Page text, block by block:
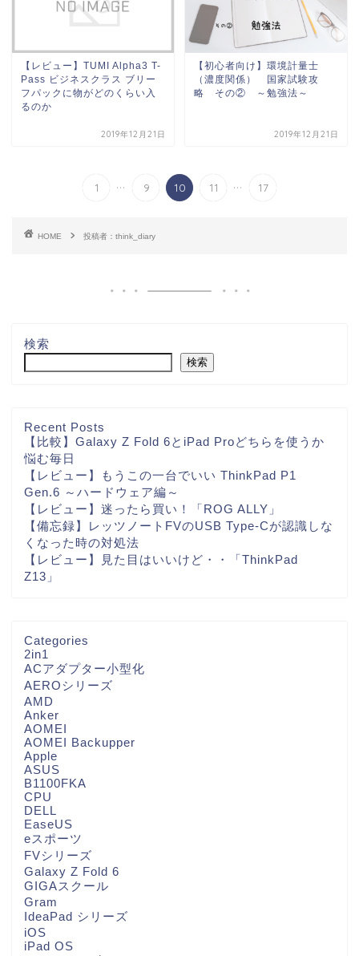
【レビュー】TUMI Alpha3 T-
Pass ビジネスクラス ブリー
フパックに物がどのくらい入
るのか
2019年12月21日
【初心者向け】環境計量士
（濃度関係） 国家試験攻
略 その② ～勉強法～
2019年12月21日
1 ... 9 10 11 ... 17
HOME 投稿者：think_diary
検索
検索
Recent Posts
【比較】Galaxy Z Fold 6とiPad Proどちらを使うか
悩む毎日
【レビュー】もうこの一台でいい ThinkPad P1
Gen.6 ～ハードウェア編～
【レビュー】迷ったら買い！「ROG ALLY」
【備忘録】レッツノートFVのUSB Type-Cが認識しな
くなった時の対処法
【レビュー】見た目はいいけど・・「ThinkPad
Z13」
Categories
2in1
ACアダプター小型化
AEROシリーズ
AMD
Anker
AOMEI
AOMEI Backupper
Apple
ASUS
B1100FKA
CPU
DELL
EaseUS
eスポーツ
FVシリーズ
Galaxy Z Fold 6
GIGAスクール
Gram
IdeaPad シリーズ
iOS
iPad OS